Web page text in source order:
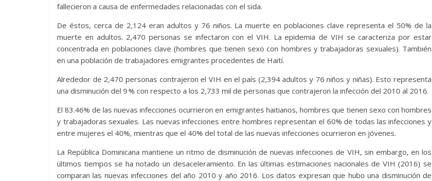
fallecieron a causa de enfermedades relacionadas con el sida.
De éstos, cerca de 2,124 eran adultos y 76 niños. La muerte en poblaciones clave representa el 50% de la
muerte en adultos. 2,470 personas se infectaron con el VIH. La epidemia de VIH se caracteriza por estar
concentrada en poblaciones clave (hombres que tienen sexo con hombres y trabajadoras sexuales). También
en una población de trabajadores emigrantes procedentes de Haití.
Alrededor de 2,470 personas contrajeron el VIH en el país (2,394 adultos y 76 niños y niñas). Esto representa
una disminución del 9 % con respecto a los 2,733 mil de personas que contrajeron la infección del 2010 al 2016.
El 83.46% de las nuevas infecciones ocurrieron en emigrantes haitianos, hombres que tienen sexo con hombres
y trabajadoras sexuales. Las nuevas infecciones entre hombres representan el 60% de todas las infecciones y
entre mujeres el 40%, mientras que el 40% del total de las nuevas infecciones ocurrieron en jóvenes.
La República Dominicana mantiene un ritmo de disminución de nuevas infecciones de VIH, sin embargo, en los
últimos tiempos se ha notado un desaceleramiento. En las últimas estimaciones nacionales de VIH (2016) se
comparan las nuevas infecciones del año 2010 y año 2016. Los datos expresan que hubo una disminución de